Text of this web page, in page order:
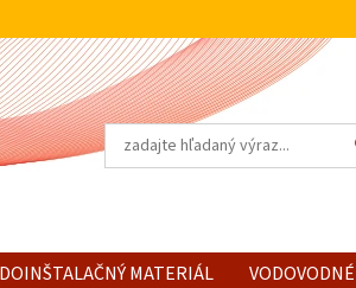
MATERIÁL